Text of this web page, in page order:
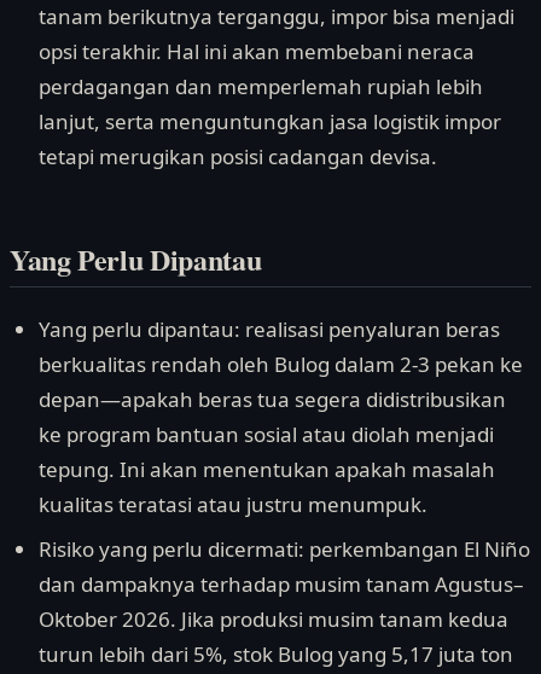
tanam berikutnya terganggu, impor bisa menjadi
opsi terakhir. Hal ini akan membebani neraca
perdagangan dan memperlemah rupiah lebih
lanjut, serta menguntungkan jasa logistik impor
tetapi merugikan posisi cadangan devisa.
Yang Perlu Dipantau
Yang perlu dipantau: realisasi penyaluran beras
berkualitas rendah oleh Bulog dalam 2-3 pekan ke
depan—apakah beras tua segera didistribusikan
ke program bantuan sosial atau diolah menjadi
tepung. Ini akan menentukan apakah masalah
kualitas teratasi atau justru menumpuk.
Risiko yang perlu dicermati: perkembangan El Niño
dan dampaknya terhadap musim tanam Agustus–
Oktober 2026. Jika produksi musim tanam kedua
turun lebih dari 5%, stok Bulog yang 5,17 juta ton